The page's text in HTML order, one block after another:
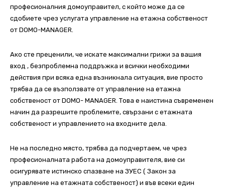
професионалния домоуправител, с който може да се
сдобиете чрез услугата управление на етажна собственост
от DOMO-MANAGER.
Ако сте преценили, че искате максимални грижи за вашия
вход , безпроблемна поддръжка и всички необходими
действия при всяка една възникнала ситуация, вие просто
трябва да се възползвате от управление на етажна
собственост от DOMO- MANAGER. Това е наистина съвременен
начин да разрешите проблемите, свързани с етажната
собственост и управлението на входните дела.
Не на последно място, трябва да подчертаем, че чрез
професионалната работа на домоуправителя, вие си
осигурявате истинско спазване на ЗУЕС ( Закон за
управление на етажната собственост) и във всеки един